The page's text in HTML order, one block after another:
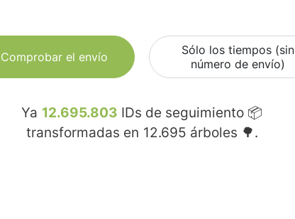
Comprobar el envío
Sólo los tiempos (sin
número de envío)
Ya 12.695.803 IDs de seguimiento 📦
transformadas en 12.695 árboles 🌳.